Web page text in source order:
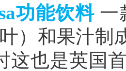
功能饮料 一
）和果汁制
这也是英国